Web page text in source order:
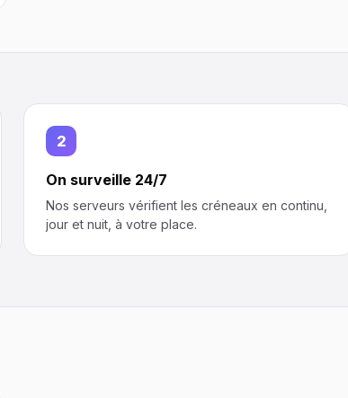
2
On surveille 24/7
Nos serveurs vérifient les créneaux en continu,
jour et nuit, à votre place.